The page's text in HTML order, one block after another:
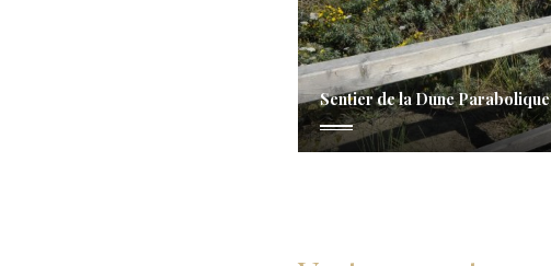
Sentier de la Dune Parabolique